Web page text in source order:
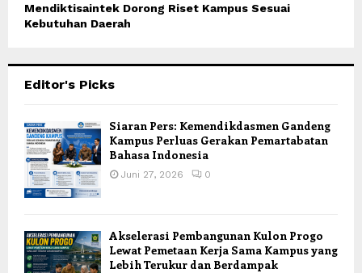
Mendiktisaintek Dorong Riset Kampus Sesuai
Kebutuhan Daerah
Editor's Picks
Siaran Pers: Kemendikdasmen Gandeng
Kampus Perluas Gerakan Pemartabatan
Bahasa Indonesia
Juni 27, 2026 0
Akselerasi Pembangunan Kulon Progo
Lewat Pemetaan Kerja Sama Kampus yang
Lebih Terukur dan Berdampak